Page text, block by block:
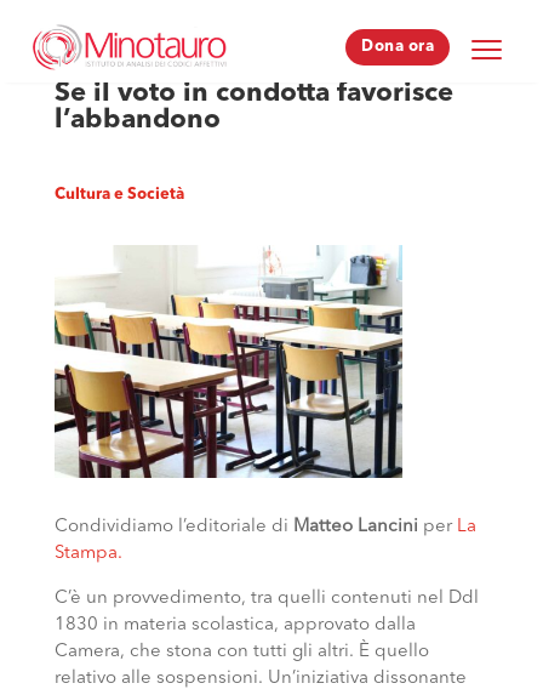
Dona ora
Dona ora
Se il voto in condotta favorisce
l’abbandono
Cultura e Società
Condividiamo l’editoriale di Matteo Lancini per La
Stampa.
C’è un provvedimento, tra quelli contenuti nel Ddl
1830 in materia scolastica, approvato dalla
Camera, che stona con tutti gli altri. È quello
relativo alle sospensioni. Un’iniziativa dissonante